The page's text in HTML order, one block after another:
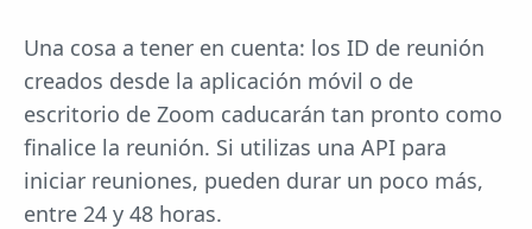
Una cosa a tener en cuenta: los ID de reunión
creados desde la aplicación móvil o de
escritorio de Zoom caducarán tan pronto como
finalice la reunión. Si utilizas una API para
iniciar reuniones, pueden durar un poco más,
entre 24 y 48 horas.